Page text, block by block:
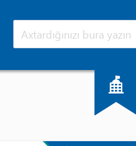
Yeniliklər